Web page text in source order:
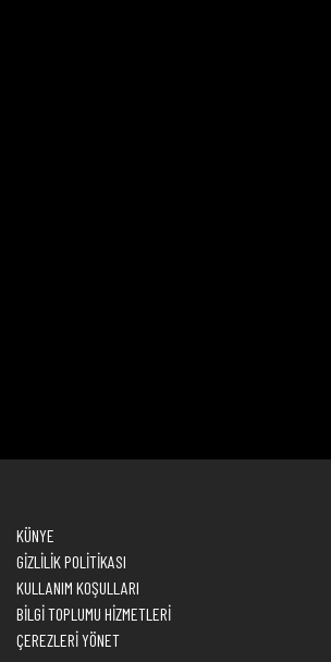
KÜNYE
GİZLİLİK POLİTİKASI
KULLANIM KOŞULLARI
BİLGİ TOPLUMU HİZMETLERİ
ÇEREZLERİ YÖNET